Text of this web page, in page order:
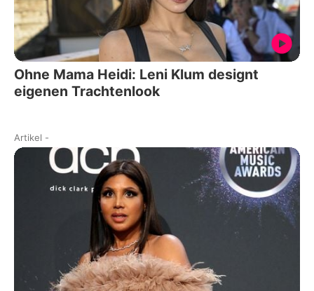
Ohne Mama Heidi: Leni Klum designt
eigenen Trachtenlook
Artikel -